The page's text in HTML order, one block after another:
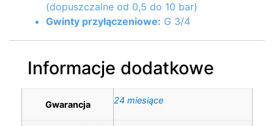
(dopuszczalne od 0,5 do 10 bar)
Gwinty przyłączeniowe: G 3/4
Informacje dodatkowe
Gwarancja 24 miesiące